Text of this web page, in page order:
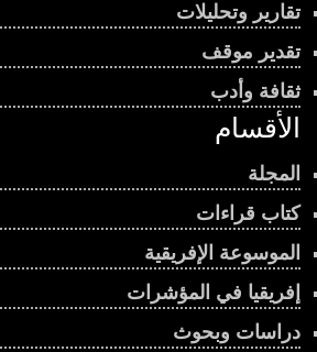
تقارير وتحليلات
تقدير موقف
ثقافة وأدب
الأقسام
المجلة
كتاب قراءات
الموسوعة الإفريقية
إفريقيا في المؤشرات
دراسات وبحوث